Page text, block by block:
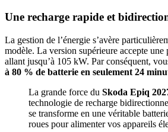
Une recharge rapide et
La gestion de l’énergie s’avère
modèle. La version supérieure accepte une
allant jusqu’à 105 kW. Par conséquent,
à 80 % de batterie en seulement 24
La grande force du Skoda Epiq
technologie de recharge
se transforme en une véritable
roues pour alimenter vos appareils